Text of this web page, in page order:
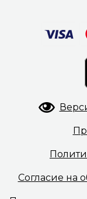
Согласие на